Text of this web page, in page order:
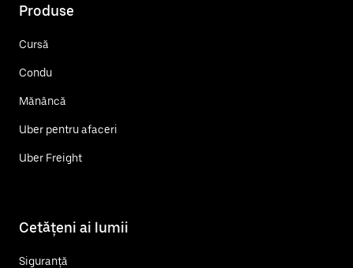
Produse
Cursă
Condu
Mănâncă
Uber pentru afaceri
Uber Freight
Cetățeni ai lumii
Siguranță